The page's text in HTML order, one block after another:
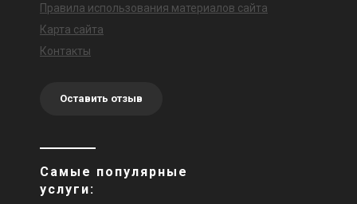
Правила использования материалов сайта
Карта сайта
Контакты
Оставить отзыв
Самые популярные
услуги: